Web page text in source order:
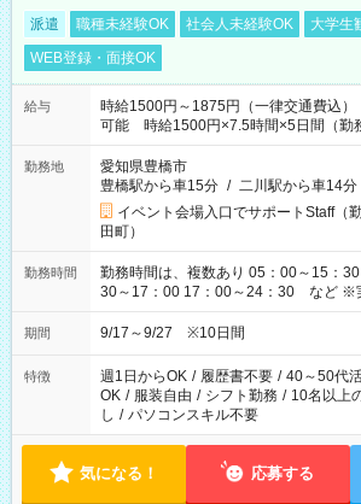
派遣 職種未経験OK 社会人未経験OK 大学生
WEB登録・面接OK
給与
時給1500円～1875円（一律交通費込
可能 時給1500円×7.5時間×5日間（勤
勤務地
愛知県豊橋市
豊橋駅から車15分 / 二川駅から車14分
イベント会場入口でサポートStaff（
田町）
勤務時間
勤務時間は、複数あり 05：00～15：
30～17：00 17：00～24：30 など ※
務もあります。 【休憩】60分+他休憩あり 交替で取得します。
安全面に配慮しこまめな休憩があります
期間 9/17～9/27 ※10日間
特徴 週1日からOK / 履歴書不要 / 40～50代
OK / 服装自由 / シフト勤務 / 10名以上
し / パソコンスキル不要
気になる！ 応募する